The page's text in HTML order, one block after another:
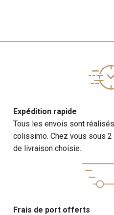
Expédition rapide
Tous les envois sont
colissimo. Chez vous sous
de livraison choisie.
Frais de port offerts